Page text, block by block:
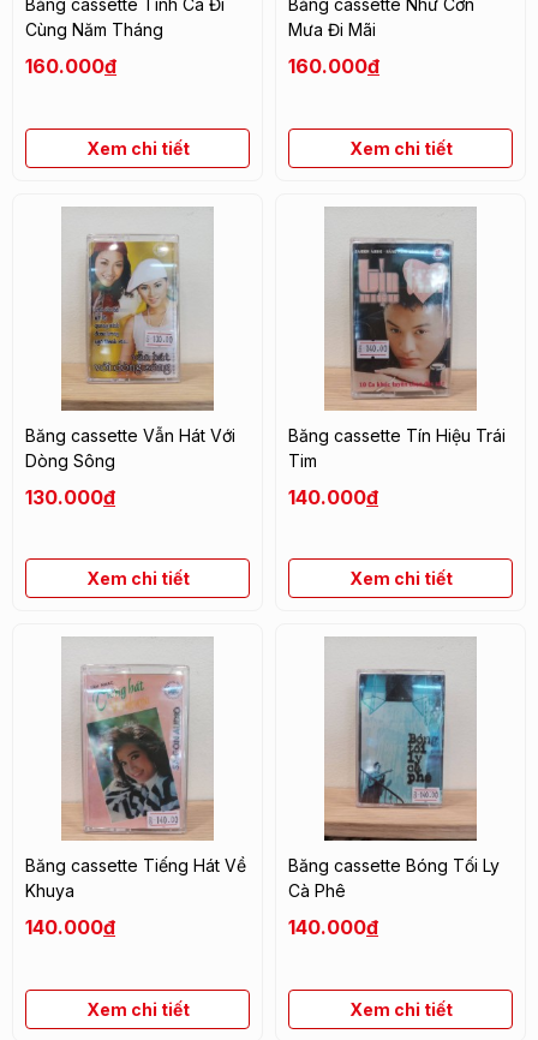
Băng cassette Tình Ca Đi
Cùng Năm Tháng
160.000đ
Xem chi tiết
Băng cassette Như Cơn
Mưa Đi Mãi
160.000đ
Xem chi tiết
Băng cassette Vẫn Hát Với
Dòng Sông
130.000đ
Xem chi tiết
Băng cassette Tín Hiệu Trái
Tim
140.000đ
Xem chi tiết
Băng cassette Tiếng Hát Về
Khuya
140.000đ
Xem chi tiết
Băng cassette Bóng Tối Ly
Cà Phê
140.000đ
Xem chi tiết